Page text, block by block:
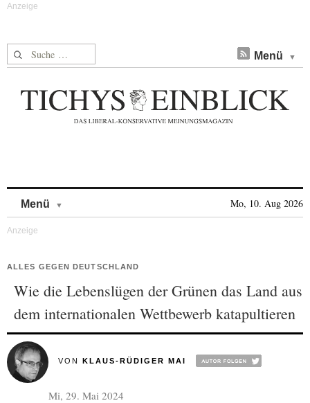
Suche nach: Menü
Menü Mo, 10. Aug 2026
ALLES GEGEN DEUTSCHLAND
Wie die Lebenslügen der Grünen das Land aus
dem internationalen Wettbewerb katapultieren
VON KLAUS-RÜDIGER MAI
Mi, 29. Mai 2024